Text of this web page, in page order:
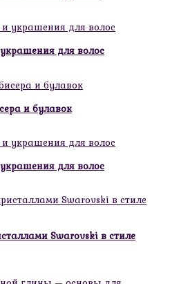
для волос
и булавок
для волос
Swarovski в стиле